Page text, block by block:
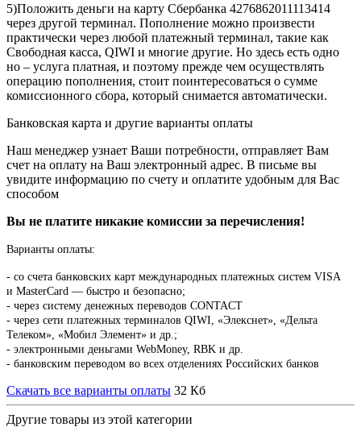
5)Положить деньги на карту Сбербанка 4276862011113414
через другой терминал. Пополнение можно произвести
практически через любой платежный терминал, такие как
Свободная касса, QIWI и многие другие. Но здесь есть одно
но – услуга платная, и поэтому прежде чем осуществлять
операцию пополнения, стоит поинтересоваться о сумме
комиссионного сбора, который снимается автоматически.
Банковская карта и другие варианты оплаты
Наш менеджер узнает Ваши потребности, отправляет Вам
счет на оплату на Ваш электронный адрес. В письме вы
увидите информацию по счету и оплатите удобным для Вас
способом
Вы не платите никакие комиссии за перечисления!
Варианты оплаты:
- со счета банковских карт международных платежных систем VISA
и MasterCard — быстро и безопасно;
- через систему денежных переводов CONTACT
- через сети платежных терминалов QIWI, «Элекснет», «Дельта
Телеком», «Мобил Элемент» и др.;
- электронными деньгами WebMoney, RBK и др.
- банковским переводом во всех отделениях Российских банков
Скачать все варианты оплаты 32 Кб
Другие товары из этой категории